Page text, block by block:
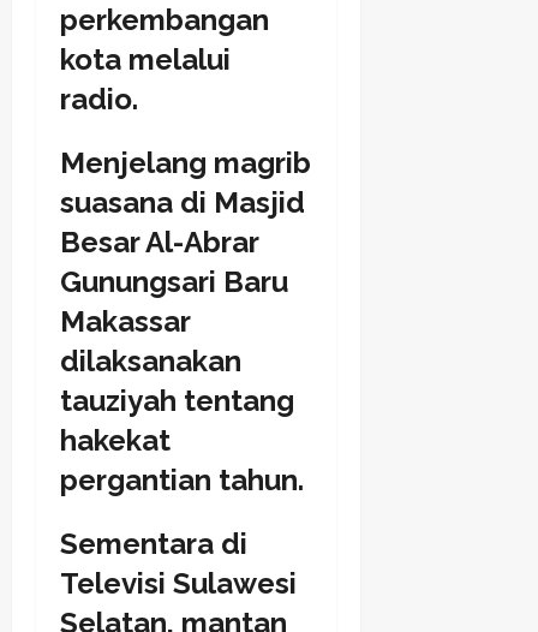
perkembangan
kota melalui
radio.
Menjelang magrib
suasana di Masjid
Besar Al-Abrar
Gunungsari Baru
Makassar
dilaksanakan
tauziyah tentang
hakekat
pergantian tahun.
Sementara di
Televisi Sulawesi
Selatan, mantan